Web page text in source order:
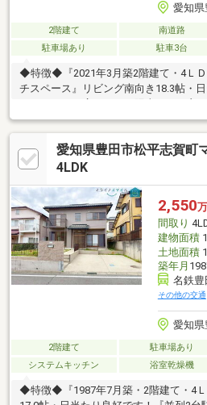
愛知県
2階建て 南道路
駐車場あり
駐車3台
◆特徴◆『2021年3月築2階建て・4Ｌ
チスペース』リビング南向き18.3帖・
台駐車』スペースに余裕をもって駐車
全居室収納付き、ウォークインクロー
納スペースには困りません！『シュー
ーやゴルフバッグが置ける便利な土間
し可◆ご要望があればリフォーム工事
談ください！
愛知県豊田市松平志賀町
4LDK
2,550
間取り
建物面積
土地面積
築年月
名鉄豊
その他の交通
愛知県
2階建て 駐車場あり
システムキッチン
浴室乾燥機
◆特徴◆『1987年7月築・2階建て・4Ｌ